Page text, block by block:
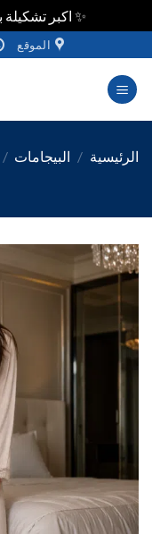
✨ اكبر تشكيلة
الموقع
/ البيجامات /